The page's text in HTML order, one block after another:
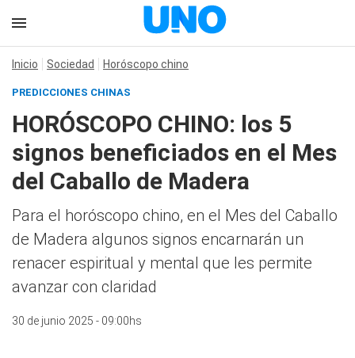
Inicio Sociedad Horóscopo chino
PREDICCIONES CHINAS
HORÓSCOPO CHINO: los 5
signos beneficiados en el Mes
del Caballo de Madera
Para el horóscopo chino, en el Mes del Caballo
de Madera algunos signos encarnarán un
renacer espiritual y mental que les permite
avanzar con claridad
30 de junio 2025 - 09:00hs